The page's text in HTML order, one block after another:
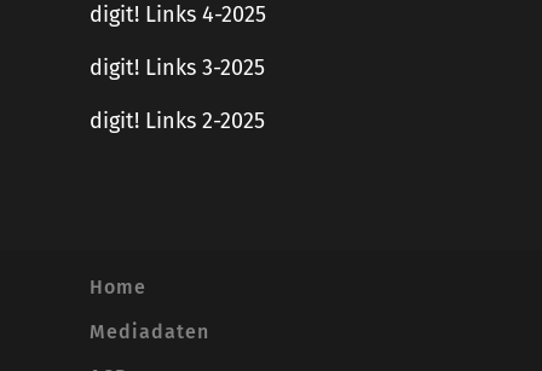
digit! Links 4-2025
digit! Links 3-2025
digit! Links 2-2025
Home
Mediadaten